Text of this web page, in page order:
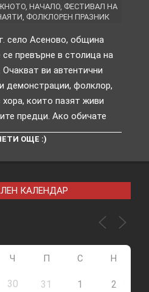
, НАЧАЛО, ФЕСТИВАЛ НА
ФОЛКЛОРЕН ПРАЗНИК
село Асеново, община
превърне в столица на
Очакват ви автентични
демонстрации, фолклор,
които пазят живи
предци. Ако обичате
ОЩЕ :)
КАЛЕНДАР
Ч П С Н
30 31 1
2